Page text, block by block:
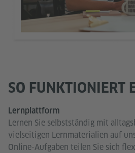
SO FUNKTIONIERT
Lernplattform
Lernen Sie selbstständig mit
vielseitigen Lernmaterialien auf
Online-Aufgaben teilen Sie sich